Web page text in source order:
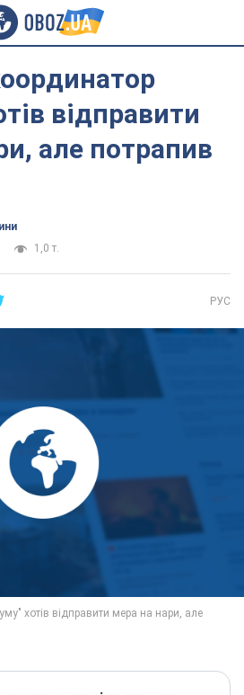
відправити
але потрапив
1,0 т.
РУС